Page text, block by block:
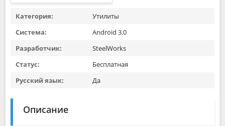
Категория:
Утилиты
Система:
Android 3.0
Разработчик:
SteelWorks
Статус:
Бесплатная
Русский язык:
Да
Описание